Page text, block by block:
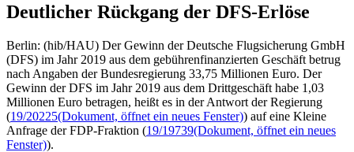
Deutlicher Rückgang der DFS-Erlöse
Berlin: (hib/HAU) Der Gewinn der Deutsche Flugsicherung GmbH
(DFS) im Jahr 2019 aus dem gebührenfinanzierten Geschäft betrug
nach Angaben der Bundesregierung 33,75 Millionen Euro. Der
Gewinn der DFS im Jahr 2019 aus dem Drittgeschäft habe 1,03
Millionen Euro betragen, heißt es in der Antwort der Regierung
(19/20225(Dokument, öffnet ein neues Fenster)) auf eine Kleine
Anfrage der FDP-Fraktion (19/19739(Dokument, öffnet ein neues
Fenster)).